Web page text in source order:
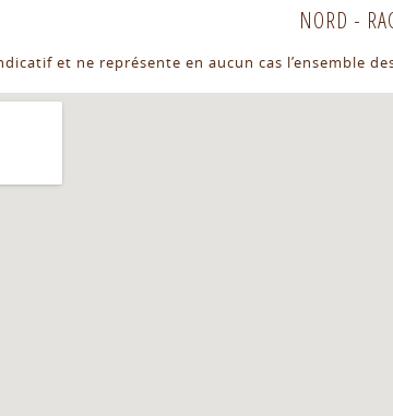
NORD -
et ne représente en aucun cas l’ensemble